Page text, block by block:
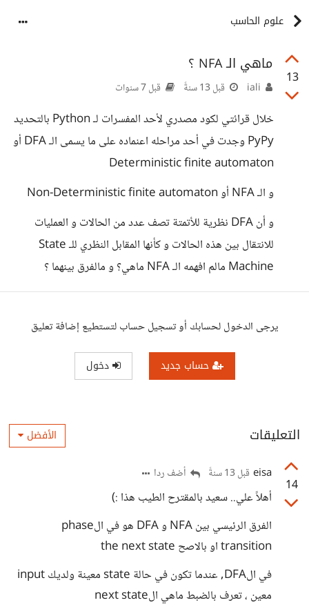
علوم الحاسب
13
ماهي الـ NFA ؟
قبل 13 سنةً قبل 7 سنوات
خلال قرائتي لكود مصدري لأحد المفسرات لـ Python بالتحديد
PyPy وجدت في أحد مراحله اعنماده على ما يسمى الـ DFA أو
Deterministic finite automaton
و الـ NFA أو Non-Deterministic finite automaton
و أن DFA نظرية للأتمتة تصف عدد من الحالات و العمليات
للانتقال بين هذه الحالات و كأنها المقابل النظري للـ State
Machine مالم افهمه الـ NFA ماهي؟ و مالفرق بينهما ؟
يرجى الدخول لحسابك أو تسجيل حساب لتستطيع إضافة تعليق
حساب جديد دخول
التعليقات الأفضل
14
eisa قبل 13 سنةً أضف ردا
أهلاً علي.. سعيد بالمقترح الطيب هذا :)
الفرق الرئيسي بين NFA و DFA هو في الphase
transition او بالاصح the next state
في الDFA, عندما تكون في حالة state معينة ولديك input
معين ، تعرف بالضبط ماهي الnext state